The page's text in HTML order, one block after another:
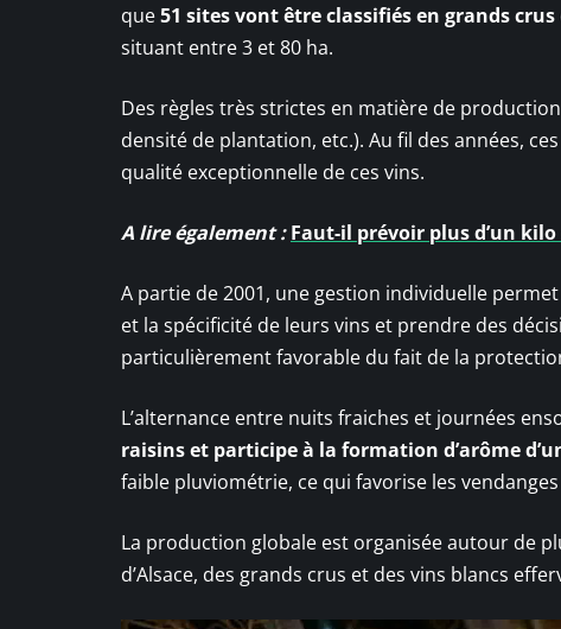
que51 sites vont être classifiés en grands crus
situant entre 3 et 80 ha.
Des règles très strictes en matière de
densité de plantation, etc.). Au fil des années,
qualité exceptionnelle de ces vins.
A lire également : Faut-il prévoir plus d’un kilo
A partie de 2001, une gestion individuelle
et la spécificité de leurs vins et prendre des
particulièrement favorable du fait de la
L’alternance entre nuits fraiches et journées
raisins et participe à la formation d’arôme
faible pluviométrie, ce qui favorise les
La production globale est organisée autour de
d’Alsace, des grands crus et des vins blancs